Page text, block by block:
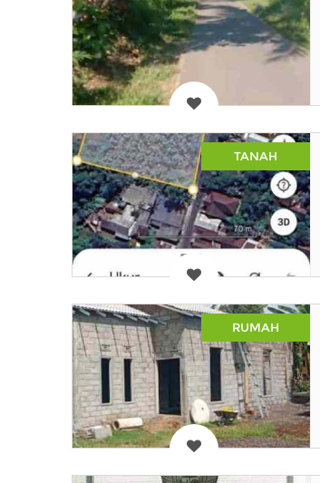
TANAH
RUMAH